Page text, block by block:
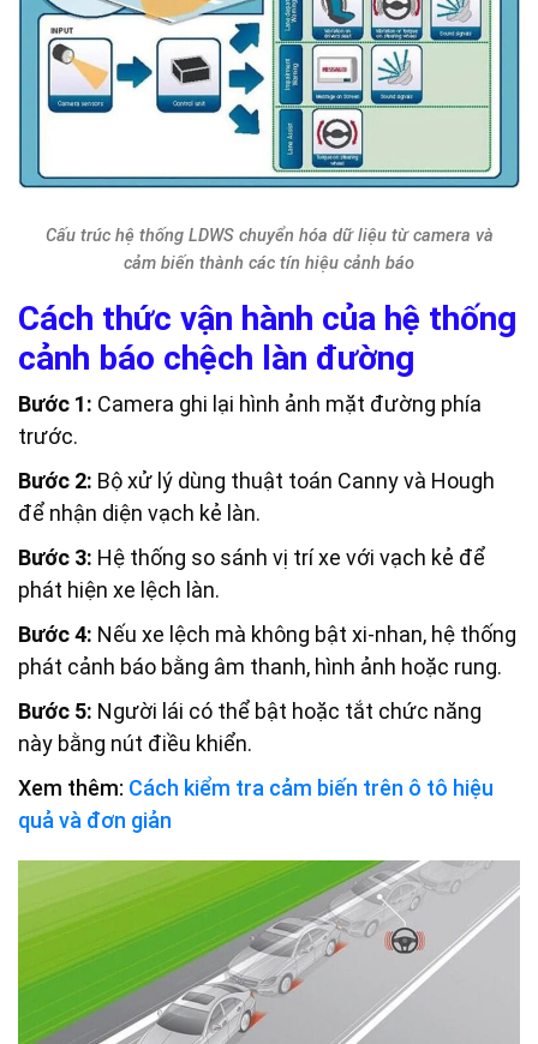
Cấu trúc hệ thống LDWS chuyển hóa dữ liệu từ camera và
cảm biến thành các tín hiệu cảnh báo
Cách thức vận hành của hệ thống
cảnh báo chệch làn đường
Bước 1: Camera ghi lại hình ảnh mặt đường phía
trước.
Bước 2: Bộ xử lý dùng thuật toán Canny và Hough
để nhận diện vạch kẻ làn.
Bước 3: Hệ thống so sánh vị trí xe với vạch kẻ để
phát hiện xe lệch làn.
Bước 4: Nếu xe lệch mà không bật xi-nhan, hệ thống
phát cảnh báo bằng âm thanh, hình ảnh hoặc rung.
Bước 5: Người lái có thể bật hoặc tắt chức năng
này bằng nút điều khiển.
Xem thêm: Cách kiểm tra cảm biến trên ô tô hiệu
quả và đơn giản